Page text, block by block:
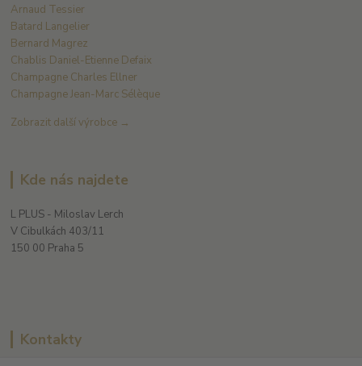
Arnaud Tessier
Batard Langelier
Bernard Magrez
Chablis Daniel-Etienne Defaix
Champagne Charles Ellner
Champagne Jean-Marc Sélèque
Zobrazit další výrobce →
Kde nás najdete
L PLUS - Miloslav Lerch
V Cibulkách 403/11
150 00 Praha 5
Kontakty